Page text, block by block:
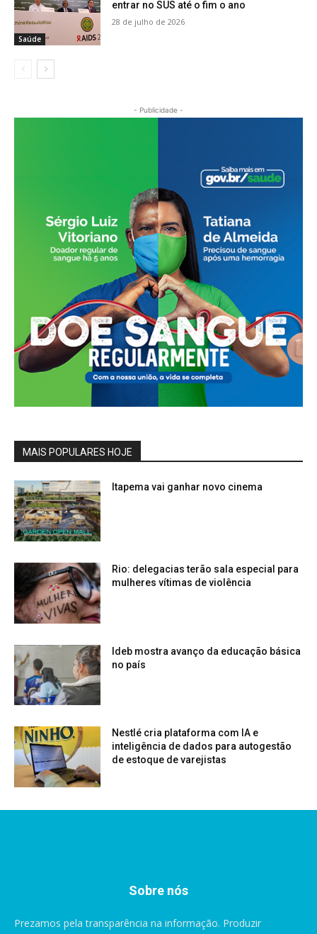
Saúde
entrar no SUS até o fim o ano
28 de julho de 2026
- Publicidade -
MAIS POPULARES HOJE
Itapema vai ganhar novo cinema
Rio: delegacias terão sala especial para
mulheres vítimas de violência
Ideb mostra avanço da educação básica
no país
Nestlé cria plataforma com IA e
inteligência de dados para autogestão
de estoque de varejistas
Sobre nós
Prezamos pela transparência na informação. Produzir